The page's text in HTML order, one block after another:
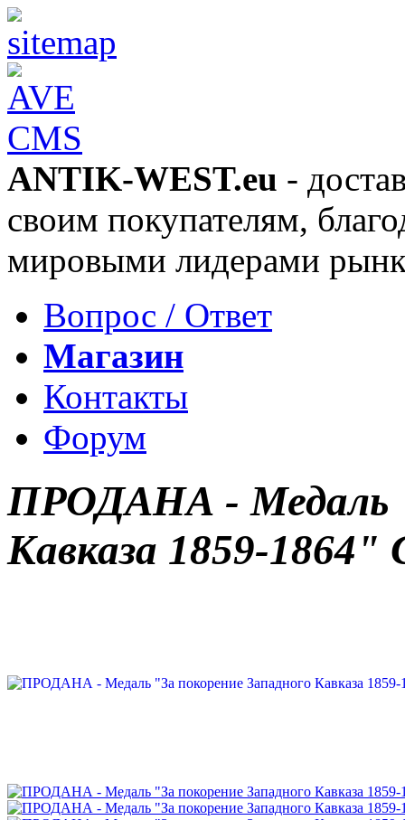
ANTIK-WEST.eu -
своим покупателям,
мировыми лидерами
Вопрос / Ответ
Магазин
Контакты
Форум
ПРОДАНА - Медаль
Кавказа 1859-1864"